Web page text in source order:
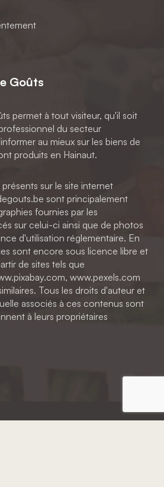
Goûts
permet à tout visiteur, qu'il soit
du secteur
au mieux sur les biens de
produits en Hainaut.
sur le site internet
sont principalement
fournies par les
sur celui-ci ainsi que de photos
d'utilisation réglementaire. En
sont encore sous licence libre et
de sites tels que
www.pexels.com
Tous les droits d'auteur et
associés à ces contenus sont
à leurs propriétaires